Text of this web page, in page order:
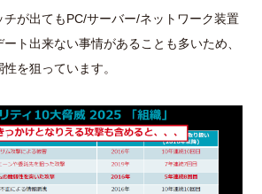
チが出てもPC/サーバー/ネットワーク装置
ト出来ない事情があることも多いため、
を狙っています。